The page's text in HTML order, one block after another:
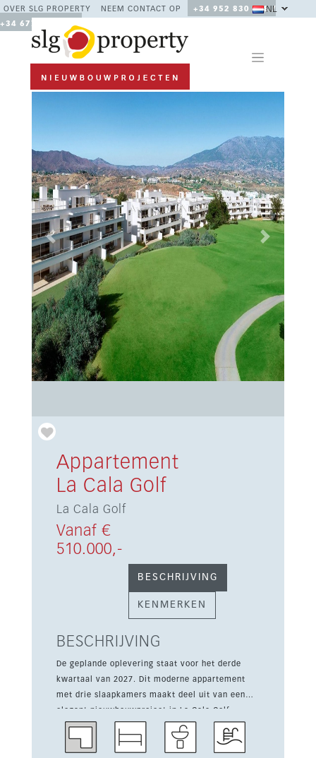
OVER SLG PROPERTY NEEM CONTACT OP
+34 952 830 378 /
+34 677 670 480
NL
Previous Next
Appartement
La Cala Golf
La Cala Golf
Vanaf €
510.000,-
BESCHRIJVING
KENMERKEN
BESCHRIJVING
De geplande oplevering staat voor het derde
kwartaal van 2027. Dit moderne appartement
met drie slaapkamers maakt deel uit van een
elegant nieuwbouwproject in La Cala Golf,
ontworpen met veel licht, comfort en
hedendaags wonen. Bewoners profiteren van